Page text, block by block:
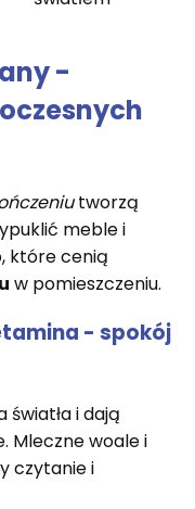
-
tworzą
meble i
które cenią
w pomieszczeniu.
- spokój
i dają
Mleczne woale i
czytanie i